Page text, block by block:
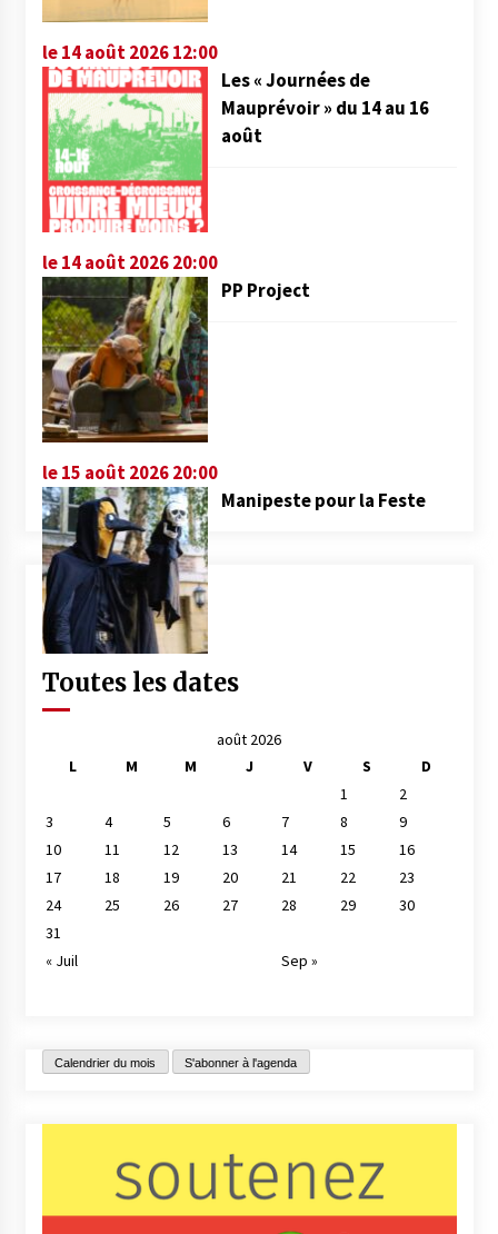
le 14 août 2026 12:00
Les « Journées de
Mauprévoir » du 14 au 16
août
le 14 août 2026 20:00
PP Project
le 15 août 2026 20:00
Manipeste pour la Feste
Toutes les dates
août 2026
L
M M J V S
D
1
2
3
4 5 6 7 8
9
10
11 12 13 14 15
16
17
18 19 20 21 22
23
24
25 26 27 28 29
30
31
« Juil
Sep »
Calendrier du mois S'abonner à l'agenda